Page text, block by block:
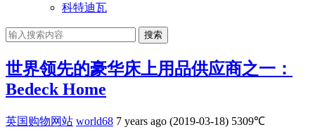
科特迪瓦
搜索
世界领先的豪华床上用品供应商之一：
Bedeck Home
英国购物网站 world68 7 years ago (2019-03-18) 5309℃